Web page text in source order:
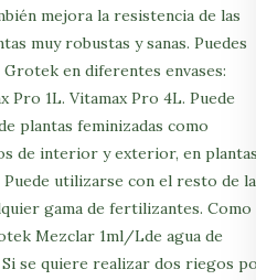
mejora la resistencia de las
muy robustas y sanas. Puedes
en diferentes envases:
Pro 1L. Vitamax Pro 4L. Puede
plantas feminizadas como
de interior y exterior, en
utilizarse con el resto de la
gama de fertilizantes. Como
Mezclar 1ml/Lde agua de
se quiere realizar dos riegos